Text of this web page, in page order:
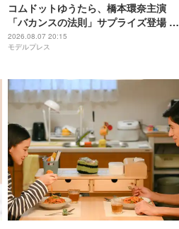
コムドットゆうたら、橋本環奈主演
「バカンスの法則」サプライズ登場 ひ
ゅうがは連ドラ初出演
2026.08.07 20:15
モデルプレス